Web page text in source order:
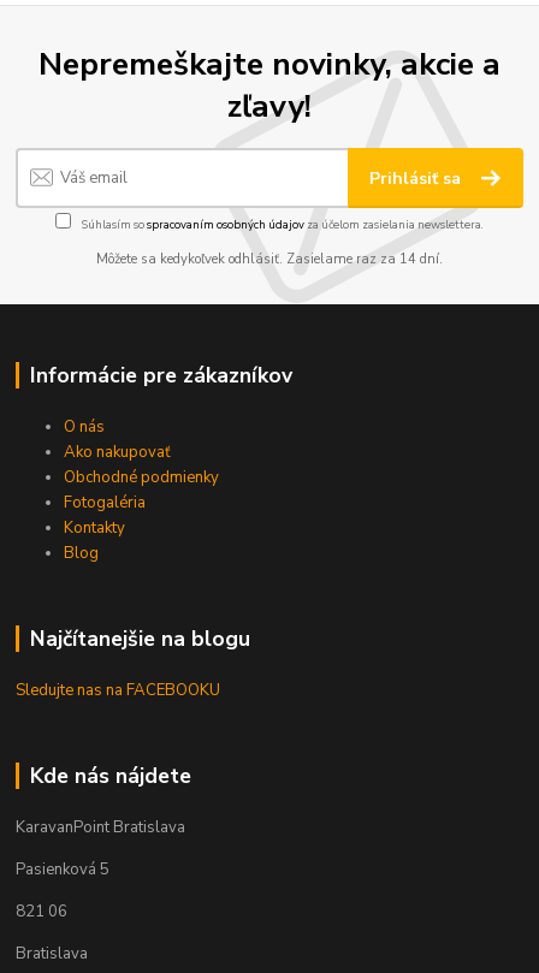
Nepremeškajte novinky, akcie a
zľavy!
Prihlásiť sa
Súhlasím sospracovaním osobných údajov za účelom zasielania newslettera.
Môžete sa kedykoľvek odhlásiť. Zasielame raz za 14 dní.
Informácie pre zákazníkov
O nás
Ako nakupovať
Obchodné podmienky
Fotogaléria
Kontakty
Blog
Najčítanejšie na blogu
Sledujte nas na FACEBOOKU
Kde nás nájdete
KaravanPoint Bratislava
Pasienková 5
821 06
Bratislava